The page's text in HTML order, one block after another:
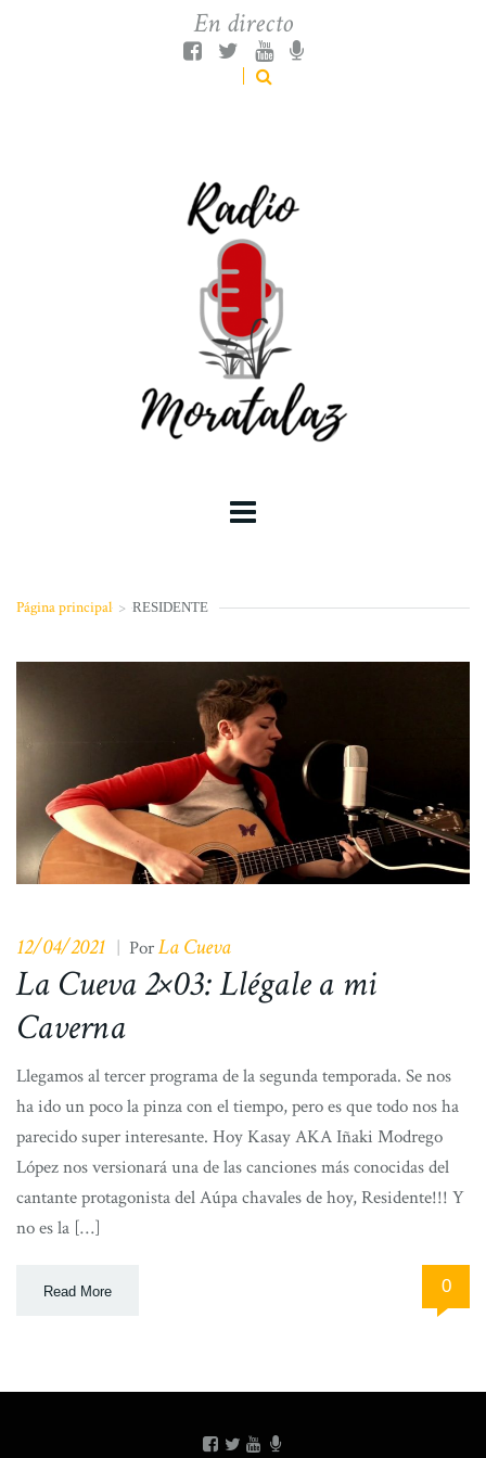
En directo
Página principal > RESIDENTE
12/04/2021 PorLa Cueva
La Cueva 2×03: Llégale a mi
Caverna
Llegamos al tercer programa de la segunda temporada. Se nos
ha ido un poco la pinza con el tiempo, pero es que todo nos ha
parecido super interesante. Hoy Kasay AKA Iñaki Modrego
López nos versionará una de las canciones más conocidas del
cantante protagonista del Aúpa chavales de hoy, Residente!!! Y
no es la […]
Read More 0